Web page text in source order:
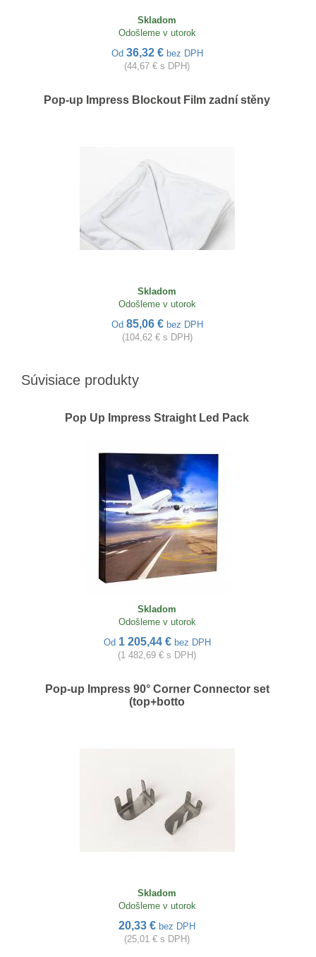
Skladom
Odošleme v utorok
Od 36,32 € bez DPH
(44,67 € s DPH)
Pop-up Impress Blockout Film zadní stěny
Skladom
Odošleme v utorok
Od 85,06 € bez DPH
(104,62 € s DPH)
Súvisiace produkty
Pop Up Impress Straight Led Pack
Skladom
Odošleme v utorok
Od 1 205,44 € bez DPH
(1 482,69 € s DPH)
Pop-up Impress 90° Corner Connector set
(top+botto
Skladom
Odošleme v utorok
20,33 € bez DPH
(25,01 € s DPH)